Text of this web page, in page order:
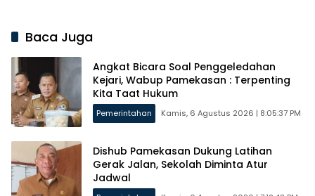
Baca Juga
Angkat Bicara Soal Penggeledahan
Kejari, Wabup Pamekasan : Terpenting
Kita Taat Hukum
Pemerintahan Kamis, 6 Agustus 2026 | 8:05:37 PM
Dishub Pamekasan Dukung Latihan
Gerak Jalan, Sekolah Diminta Atur
Jadwal